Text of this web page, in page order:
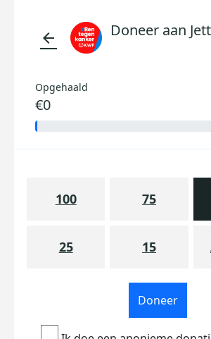
arrow_back Doneer aan
Opgehaald
€0
100 75
25 15
Doneer